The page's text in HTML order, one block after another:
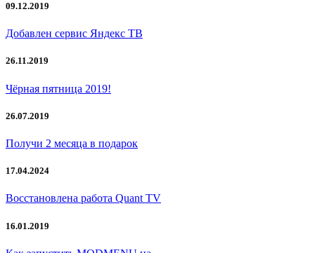
09.12.2019
Добавлен сервис Яндекс ТВ
26.11.2019
Чёрная пятница 2019!
26.07.2019
Получи 2 месяца в подарок
17.04.2024
Восстановлена работа Quant TV
16.01.2019